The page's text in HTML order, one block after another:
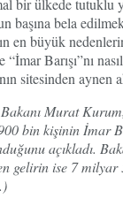
bir ülkede tutuklu
başına bela
en büyük
Barışı”nı
sitesinden aynen
Murat
bin kişinin İmar
açıkladı.
gelirin ise 7